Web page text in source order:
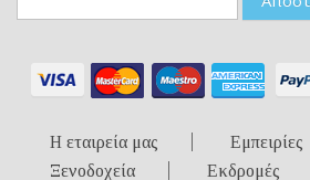
Η εταιρεία μας
Εμπειρίες
Ξενοδοχεία
Εκδρομές